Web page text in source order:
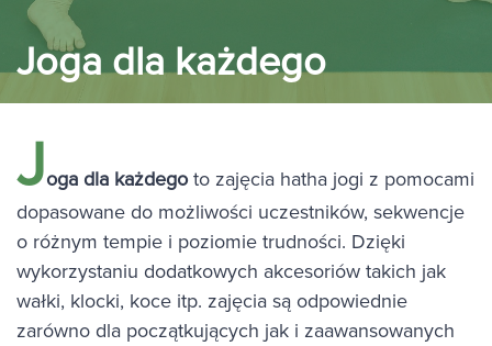
Joga dla każdego
Joga dla każdegoto zajęcia hatha jogi z pomocami
dopasowane do możliwości uczestników, sekwencje
o różnym tempie i poziomie trudności. Dzięki
wykorzystaniu dodatkowych akcesoriów takich jak
wałki, klocki, koce itp. zajęcia są odpowiednie
zarówno dla początkujących jak i zaawansowanych